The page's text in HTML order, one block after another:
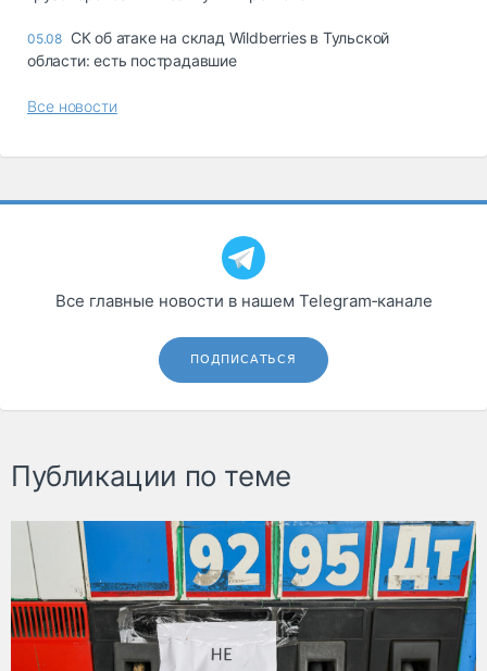
05.08 СК об атаке на склад Wildberries в Тульской
области: есть пострадавшие
Все новости
Все главные новости в нашем Telegram‑канале
ПОДПИСАТЬСЯ
Публикации по теме